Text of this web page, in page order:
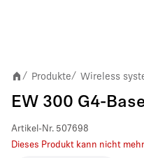
/ Produkte/ Wireless
EW 300 G4-
Artikel-Nr. 507698
Dieses Produkt kann nicht